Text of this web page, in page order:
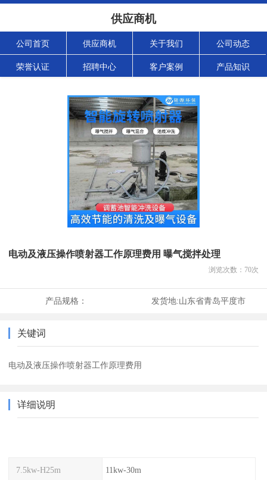
供应商机
公司首页 供应商机 关于我们 公司动态
荣誉认证 招聘中心 客户案例 产品知识
电动及液压操作喷射器工作原理费用 曝气搅拌处理
浏览次数： 70次
产品规格： 发货地:山东省青岛平度市
关键词
电动及液压操作喷射器工作原理费用
详细说明
7.5kw-H25m 11kw-30m